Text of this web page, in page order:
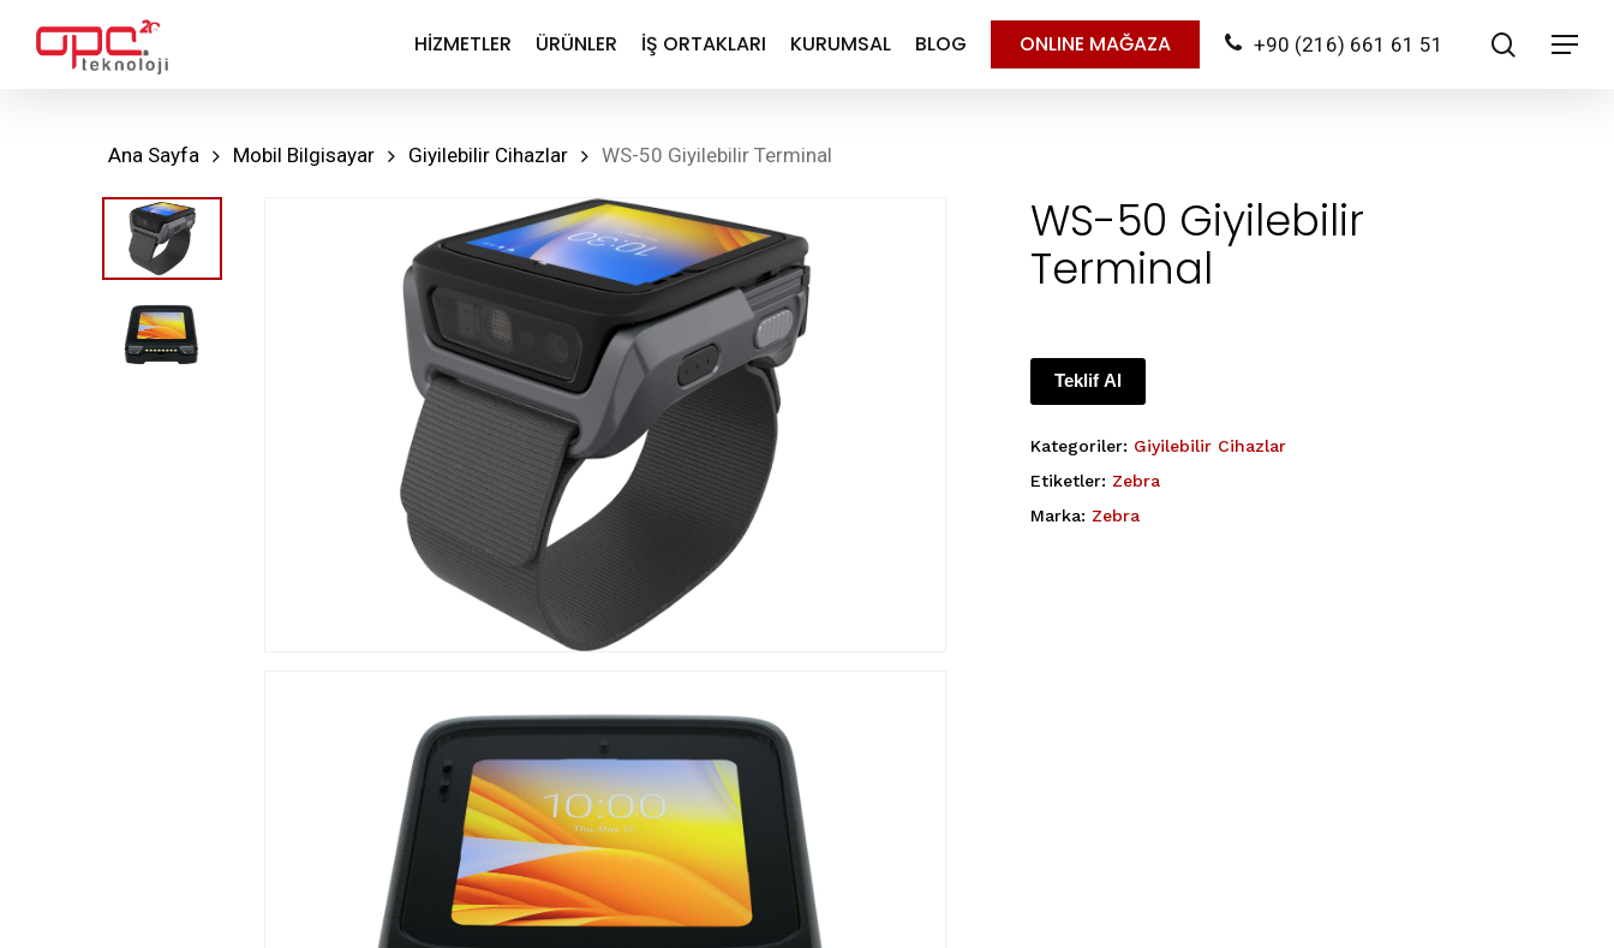
HIZMETLER ÜRÜNLER İŞ ORTAKLARI KURUMSAL BLOG ONLINE MAĞAZA +90 (216) 661 61 51 search
Menu
Ana Sayfa Mobil Bilgisayar Giyilebilir Cihazlar WS-50 Giyilebilir Terminal
WS-50 Giyilebilir
Terminal
Teklif Al
Kategoriler: Giyilebilir Cihazlar
Etiketler: Zebra
Marka: Zebra